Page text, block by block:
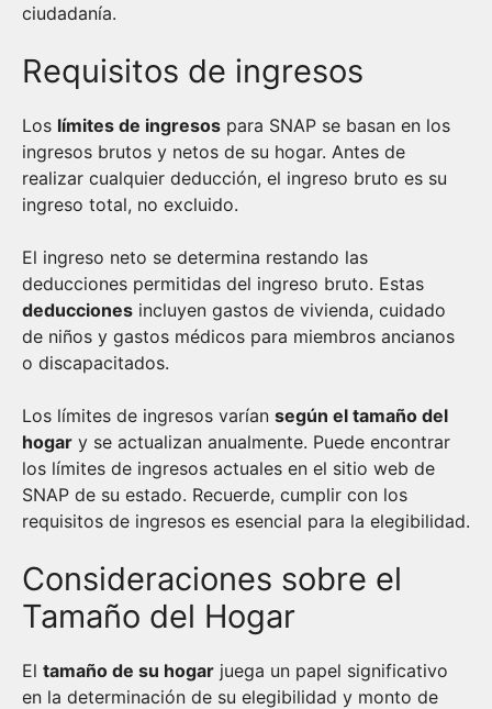
ciudadanía.
Requisitos de ingresos
Los límites de ingresos para SNAP se basan en los
ingresos brutos y netos de su hogar. Antes de
realizar cualquier deducción, el ingreso bruto es su
ingreso total, no excluido.
El ingreso neto se determina restando las
deducciones permitidas del ingreso bruto. Estas
deducciones incluyen gastos de vivienda, cuidado
de niños y gastos médicos para miembros ancianos
o discapacitados.
Los límites de ingresos varían según el tamaño del
hogar y se actualizan anualmente. Puede encontrar
los límites de ingresos actuales en el sitio web de
SNAP de su estado. Recuerde, cumplir con los
requisitos de ingresos es esencial para la elegibilidad.
Consideraciones sobre el
Tamaño del Hogar
El tamaño de su hogar juega un papel significativo
en la determinación de su elegibilidad y monto de